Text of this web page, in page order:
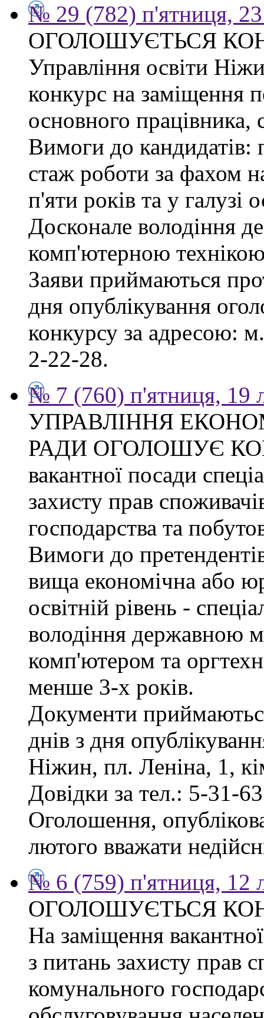
№ 29 (782) п'ятниця,
ОГОЛОШУЄТЬСЯ
Управління освіти
конкурс на заміщення
основного працівника,
Вимоги до кандидатів:
стаж роботи за фахом
п'яти років та у галузі
Досконале володіння
комп'ютерною
Заяви приймаються
дня опублікування
конкурсу за адресою:
2-22-28.
№ 7 (760) п'ятниця, 19
УПРАВЛІННЯ
РАДИ ОГОЛОШУЄ
вакантної посади
захисту прав
господарства та
Вимоги до
вища економічна або
освітній рівень -
володіння державною
комп'ютером та
менше 3-х років.
Документи
днів з дня
Ніжин, пл. Леніна, 1,
Довідки за тел.: 5-31-
Оголошення,
лютого вважати
№ 6 (759) п'ятниця, 12
ОГОЛОШУЄТЬСЯ
На заміщення вакантної
з питань захисту прав
комунального